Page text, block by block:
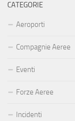
CATEGORIE
Aeroporti
Compagnie Aeree
Eventi
Forze Aeree
Incidenti